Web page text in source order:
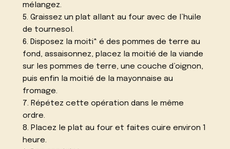
mélangez.
5. Graissez un plat allant au four avec de l’huile
de tournesol.
6. Disposez la moiti* é des pommes de terre au
fond, assaisonnez, placez la moitié de la viande
sur les pommes de terre, une couche d’oignon,
puis enfin la moitié de la mayonnaise au
fromage.
7. Répétez cette opération dans le même
ordre.
8. Placez le plat au four et faites cuire environ 1
heure.